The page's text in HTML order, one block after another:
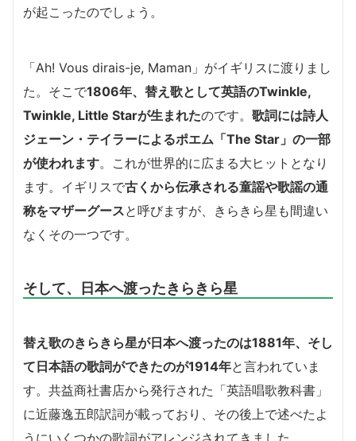
が起こったのでしょう。
「Ah! Vous dirais-je, Maman」がイギリスに渡りまし
た。そこで1806年、替え歌として英語のTwinkle,
Twinkle, Little Starが生まれたのです。 歌詞には詩人
ジェーン・テイラーによるポエム「The Star」の一部
が使われます。これが世界的に広まる大ヒットとなり
ます。イギリスで古くから伝承される童謡や歌謡の通
称をマザーグースと呼びますが、きらきら星も間違い
なくその一つです。
そして、日本へ渡ったきらきら星
替え歌のきらきら星が日本へ渡ったのは1881年、そし
て日本語の歌詞ができたのが1914年と言われていま
す。共益商社書店から発行された「英語唱歌教科書」
に近藤逸五郎訳詞が載っており、その後上で述べたよ